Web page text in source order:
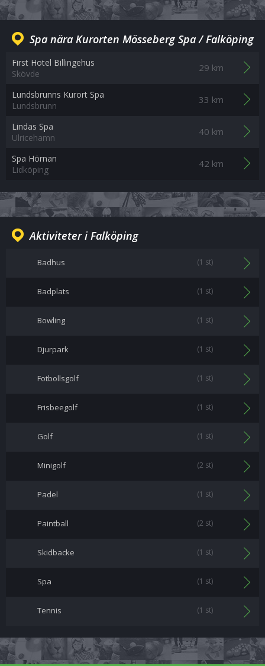
Spa nära Kurorten Mösseberg Spa / Falköping
First Hotel Billingehus
Skövde
29 km
Lundsbrunns Kurort Spa
Lundsbrunn
33 km
Lindas Spa
Ulricehamn
40 km
Spa Hörnan
Lidköping
42 km
Aktiviteter i Falköping
Badhus (1 st)
Badplats (1 st)
Bowling (1 st)
Djurpark (1 st)
Fotbollsgolf (1 st)
Frisbeegolf (1 st)
Golf (1 st)
Minigolf (2 st)
Padel (1 st)
Paintball (2 st)
Skidbacke (1 st)
Spa (1 st)
Tennis (1 st)